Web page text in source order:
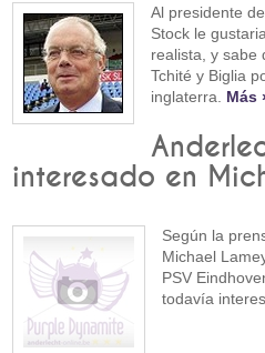
Al presidente
Stock le
realista, y sabe
Tchité y Biglia
inglaterra. Más
interesado en
Según la
Michael
PSV
todavía